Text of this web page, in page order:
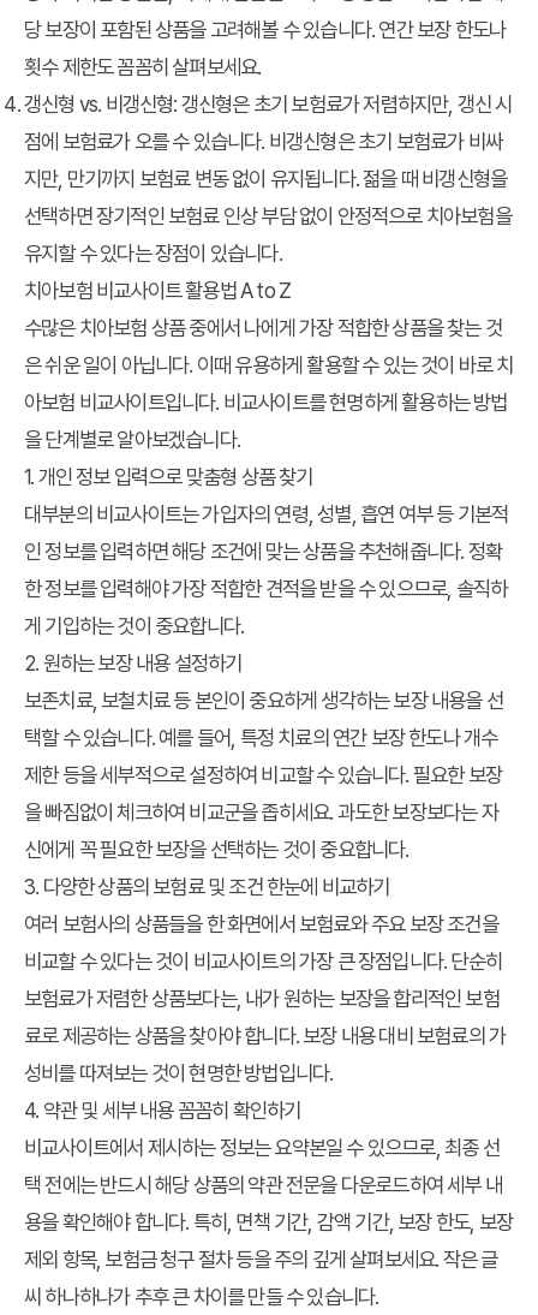
당 보장이 포함된 상품을 고려해볼 수 있습니다. 연간 보장 한도나
횟수 제한도 꼼꼼히 살펴보세요.
갱신형 vs. 비갱신형:갱신형은 초기 보험료가 저렴하지만, 갱신 시
점에 보험료가 오를 수 있습니다. 비갱신형은 초기 보험료가 비싸
지만, 만기까지 보험료 변동 없이 유지됩니다. 젊을 때 비갱신형을
선택하면 장기적인 보험료 인상 부담 없이 안정적으로 치아보험을
유지할 수 있다는 장점이 있습니다.
치아보험 비교사이트 활용법 A to Z
수많은 치아보험 상품 중에서 나에게 가장 적합한 상품을 찾는 것
은 쉬운 일이 아닙니다. 이때 유용하게 활용할 수 있는 것이 바로 치
아보험 비교사이트입니다. 비교사이트를 현명하게 활용하는 방법
을 단계별로 알아보겠습니다.
1. 개인 정보 입력으로 맞춤형 상품 찾기
대부분의 비교사이트는 가입자의 연령, 성별, 흡연 여부 등 기본적
인 정보를 입력하면 해당 조건에 맞는 상품을 추천해줍니다. 정확
한 정보를 입력해야 가장 적합한 견적을 받을 수 있으므로, 솔직하
게 기입하는 것이 중요합니다.
2. 원하는 보장 내용 설정하기
보존치료, 보철치료 등 본인이 중요하게 생각하는 보장 내용을 선
택할 수 있습니다. 예를 들어, 특정 치료의 연간 보장 한도나 개수
제한 등을 세부적으로 설정하여 비교할 수 있습니다. 필요한 보장
을 빠짐없이 체크하여 비교군을 좁히세요. 과도한 보장보다는 자
신에게 꼭 필요한 보장을 선택하는 것이 중요합니다.
3. 다양한 상품의 보험료 및 조건 한눈에 비교하기
여러 보험사의 상품들을 한 화면에서 보험료와 주요 보장 조건을
비교할 수 있다는 것이 비교사이트의 가장 큰 장점입니다. 단순히
보험료가 저렴한 상품보다는, 내가 원하는 보장을 합리적인 보험
료로 제공하는 상품을 찾아야 합니다. 보장 내용 대비 보험료의 가
성비를 따져보는 것이 현명한 방법입니다.
4. 약관 및 세부 내용 꼼꼼히 확인하기
비교사이트에서 제시하는 정보는 요약본일 수 있으므로, 최종 선
택 전에는 반드시 해당 상품의 약관 전문을 다운로드하여 세부 내
용을 확인해야 합니다. 특히, 면책 기간, 감액 기간, 보장 한도, 보장
제외 항목, 보험금 청구 절차 등을 주의 깊게 살펴보세요. 작은 글
씨 하나하나가 추후 큰 차이를 만들 수 있습니다.